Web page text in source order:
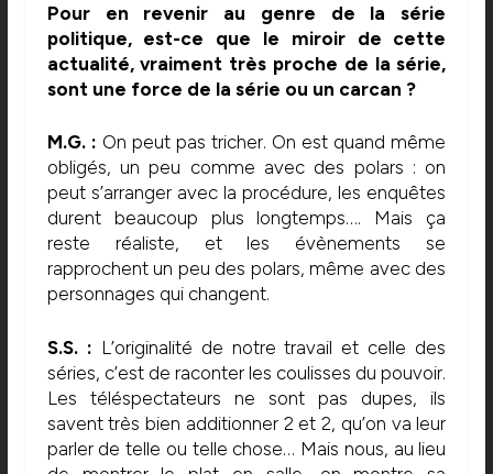
Pour en revenir au genre de la série
politique, est-ce que le miroir de cette
actualité, vraiment très proche de la série,
sont une force de la série ou un carcan ?
M.G. : On peut pas tricher. On est quand même
obligés, un peu comme avec des polars : on
peut s’arranger avec la procédure, les enquêtes
durent beaucoup plus longtemps…. Mais ça
reste réaliste, et les évènements se
rapprochent un peu des polars, même avec des
personnages qui changent.
S.S. : L’originalité de notre travail et celle des
séries, c’est de raconter les coulisses du pouvoir.
Les téléspectateurs ne sont pas dupes, ils
savent très bien additionner 2 et 2, qu’on va leur
parler de telle ou telle chose… Mais nous, au lieu